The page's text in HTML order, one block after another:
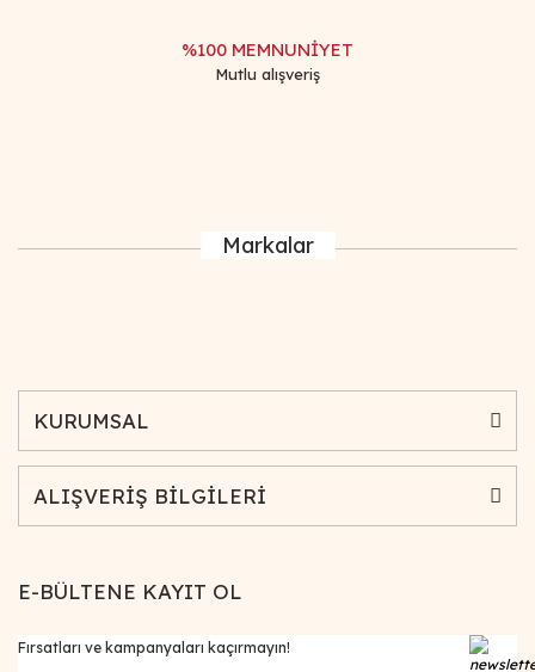
%100 MEMNUNİYET
Mutlu alışveriş
Markalar
KURUMSAL
ALIŞVERİŞ BİLGİLERİ
E-BÜLTENE KAYIT OL